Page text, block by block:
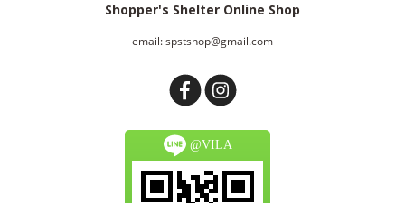
Shopper's Shelter Online Shop
email: spstshop@gmail.com
@VILA